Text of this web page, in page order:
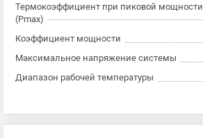
Термокоэффициент при пиковой мощности
(Pmax)
Коэффициент мощности
Максимальное напряжение системы
Диапазон рабочей температуры